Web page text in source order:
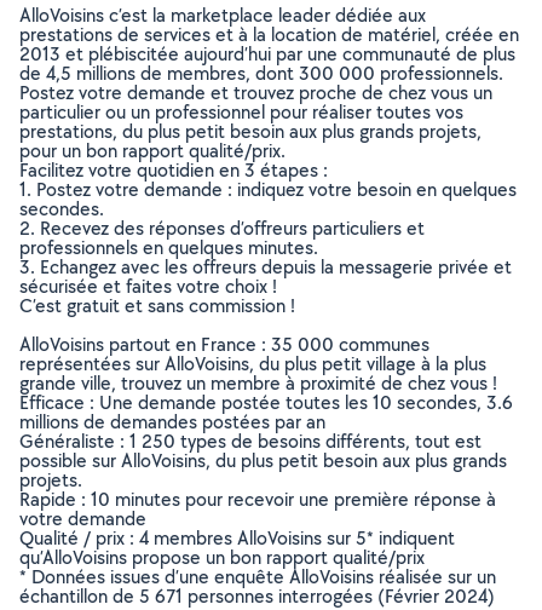
AlloVoisins c’est la marketplace leader dédiée aux
prestations de services et à la location de matériel, créée en
2013 et plébiscitée aujourd’hui par une communauté de plus
de 4,5 millions de membres, dont 300 000 professionnels.
Postez votre demande et trouvez proche de chez vous un
particulier ou un professionnel pour réaliser toutes vos
prestations, du plus petit besoin aux plus grands projets,
pour un bon rapport qualité/prix.
Facilitez votre quotidien en 3 étapes :
1. Postez votre demande : indiquez votre besoin en quelques
secondes.
2. Recevez des réponses d’offreurs particuliers et
professionnels en quelques minutes.
3. Echangez avec les offreurs depuis la messagerie privée et
sécurisée et faites votre choix !
C’est gratuit et sans commission !
AlloVoisins partout en France : 35 000 communes
représentées sur AlloVoisins, du plus petit village à la plus
grande ville, trouvez un membre à proximité de chez vous !
Efficace : Une demande postée toutes les 10 secondes, 3.6
millions de demandes postées par an
Généraliste : 1 250 types de besoins différents, tout est
possible sur AlloVoisins, du plus petit besoin aux plus grands
projets.
Rapide : 10 minutes pour recevoir une première réponse à
votre demande
Qualité / prix : 4 membres AlloVoisins sur 5* indiquent
qu’AlloVoisins propose un bon rapport qualité/prix
* Données issues d’une enquête AlloVoisins réalisée sur un
échantillon de 5 671 personnes interrogées (Février 2024)